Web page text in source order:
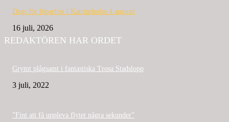
Dags för löparfest i Katrineholm 4 augusti
16 juli, 2026
REDAKTÖREN HAR ORDET
Grymt plågsamt i fantastiska Trosa Stadslopp
3 juli, 2022
”Fint att få uppleva flytet några sekunder”